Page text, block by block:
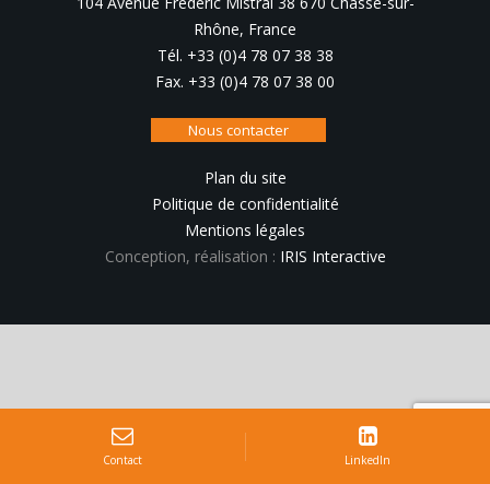
Rhône, France
Tél. +33 (0)4 78 07 38 38
Fax. +33 (0)4 78 07 38 00
Nous contacter
Plan du site
Politique de confidentialité
Mentions légales
Conception, réalisation : IRIS Interactive
Contact LinkedIn